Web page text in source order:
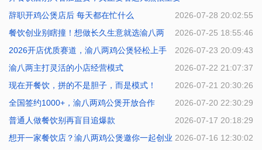
2026-07-29 22:23:14
辞职开鸡公煲店后 每天都在忙什么
2026-07-28 20:02:55
餐饮创业别瞎撞！想做长久生意就选渝八两
2026-07-25 18:55:46
2026开店优质赛道，渝八两鸡公煲轻松上手
2026-07-23 20:09:43
渝八两主打灵活的小店经营模式
2026-07-22 21:07:37
现在开餐饮，拼的不是胆子，而是模式！
2026-07-21 20:30:26
全国签约1000+，渝八两鸡公煲开放合作
2026-07-20 22:30:29
普通人做餐饮别再盲目追爆款
2026-07-17 20:18:29
想开一家餐饮店？渝八两鸡公煲邀你一起创业 2026-07-16 12:30:02